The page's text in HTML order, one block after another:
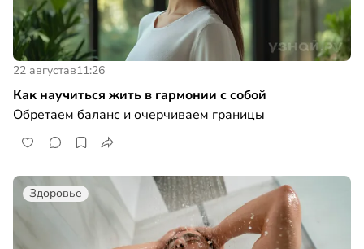
22 августав11:26
Как научиться жить в гармонии с собой
Обретаем баланс и очерчиваем границы
Здоровье